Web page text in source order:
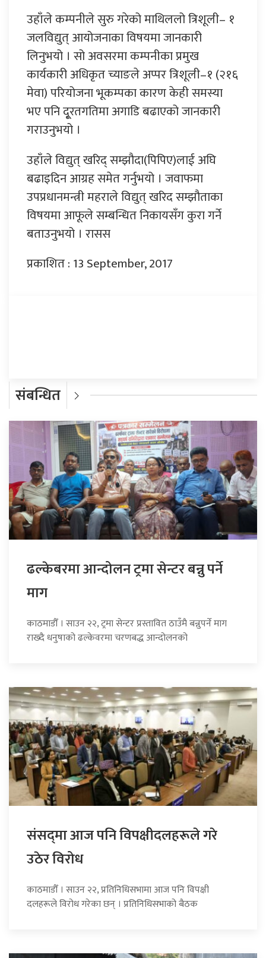
उहाँले कम्पनीले सुरु गरेको माथिललो त्रिशूली– १
जलविद्युत् आयोजनाका विषयमा जानकारी
लिनुभयो । सो अवसरमा कम्पनीका प्रमुख
कार्यकारी अधिकृत च्याङले अप्पर त्रिशूली–१ (२१६
मेवा) परियोजना भूकम्पका कारण केही समस्या
भए पनि दू्रतगतिमा अगाडि बढाएको जानकारी
गराउनुभयो ।
उहाँले विद्युत् खरिद् सम्झौदा(पिपिए)लाई अघि
बढाइदिन आग्रह समेत गर्नुभयो । जवाफमा
उपप्रधानमन्त्री महराले विद्युत् खरिद सम्झौताका
विषयमा आफूले सम्बन्धित निकायसँग कुरा गर्ने
बताउनुभयो । रासस
प्रकाशित : 13 September, 2017
संबन्धित
ढल्केबरमा आन्दोलन ट्रमा सेन्टर बन्नु पर्ने
माग
काठमाडौँ । साउन २२, ट्रमा सेन्टर प्रस्तावित ठाउँमै बन्नुपर्ने माग
राख्दै धनुषाको ढल्केवरमा चरणबद्ध आन्दोलनको
संसद्‍मा आज पनि विपक्षीदलहरूले गरे
उठेर विरोध
काठमाडौँ । साउन २२, प्रतिनिधिसभामा आज पनि विपक्षी
दलहरूले विरोध गरेका छन् । प्रतिनिधिसभाको बैठक